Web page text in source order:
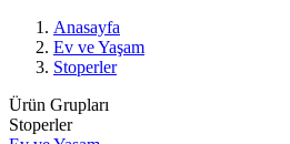
Anasayfa
Ev ve Yaşam
Stoperler
Ürün Grupları
Stoperler